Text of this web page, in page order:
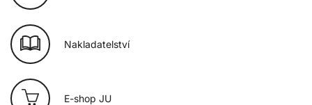
Nakladatelství
E-shop JU